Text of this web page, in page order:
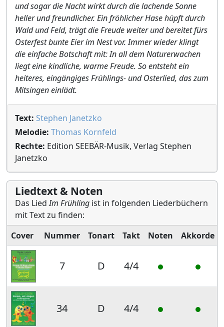
und sogar die Nacht wirkt durch die lachende Sonne
heller und freundlicher. Ein fröhlicher Hase hüpft durch
Wald und Feld, trägt die Freude weiter und bereitet fürs
Osterfest bunte Eier im Nest vor. Immer wieder klingt
die einfache Botschaft mit: In all dem Naturerwachen
liegt eine kindliche, warme Freude. So entsteht ein
heiteres, eingängiges Frühlings- und Osterlied, das zum
Mitsingen einlädt.
Text: Stephen Janetzko
Melodie: Thomas Kornfeld
Rechte: Edition SEEBÄR-Musik, Verlag Stephen
Janetzko
Liedtext & Noten
Das LiedIm Frühling ist in folgenden Liederbüchern
mit Text zu finden:
Cover
Nummer Tonart Takt Noten Akkorde
7 D 4/4
34 D 4/4